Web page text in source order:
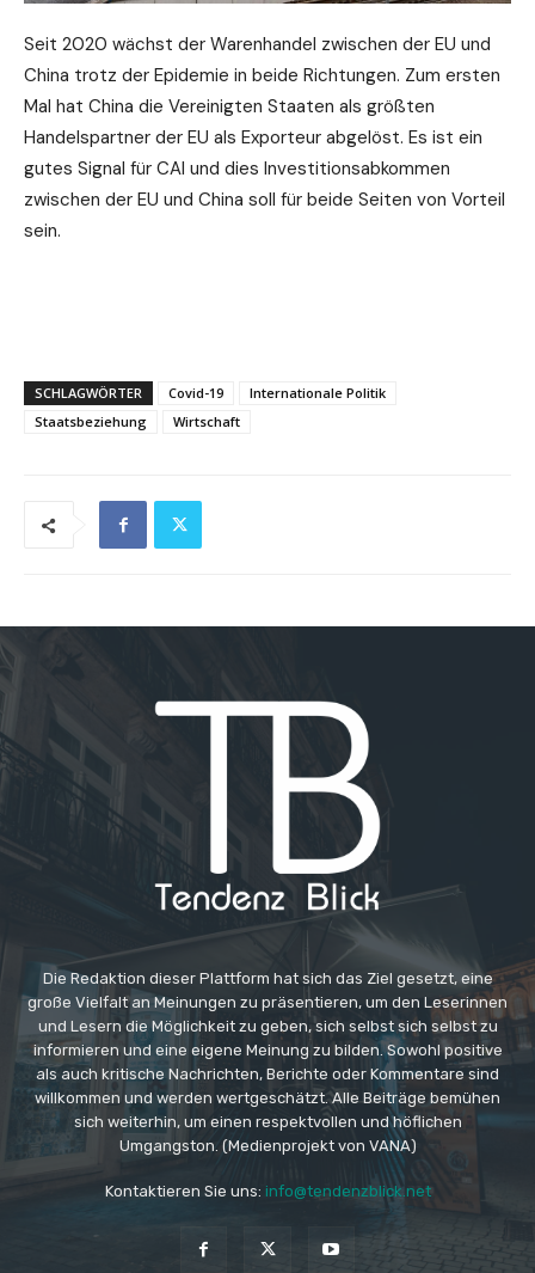
Seit 2020 wächst der Warenhandel zwischen der EU und
China trotz der Epidemie in beide Richtungen. Zum ersten
Mal hat China die Vereinigten Staaten als größten
Handelspartner der EU als Exporteur abgelöst. Es ist ein
gutes Signal für CAI und dies Investitionsabkommen
zwischen der EU und China soll für beide Seiten von Vorteil
sein.
SCHLAGWÖRTER Covid-19
Internationale Politik
Staatsbeziehung
Wirtschaft
Die Redaktion dieser Plattform hat sich das Ziel gesetzt, eine
große Vielfalt an Meinungen zu präsentieren, um den Leserinnen
und Lesern die Möglichkeit zu geben, sich selbst sich selbst zu
informieren und eine eigene Meinung zu bilden. Sowohl positive
als auch kritische Nachrichten, Berichte oder Kommentare sind
willkommen und werden wertgeschätzt. Alle Beiträge bemühen
sich weiterhin, um einen respektvollen und höflichen
Umgangston. (Medienprojekt von VANA)
Kontaktieren Sie uns: info@tendenzblick.net